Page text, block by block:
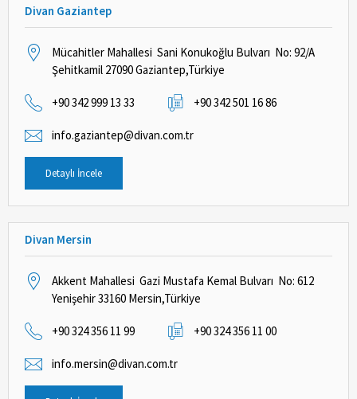
Divan Gaziantep
Mücahitler Mahallesi Sani Konukoğlu Bulvarı No: 92/A
Şehitkamil 27090 Gaziantep,Türkiye
+90 342 999 13 33 +90 342 501 16 86
info.gaziantep@divan.com.tr
Detaylı İncele
Divan Mersin
Akkent Mahallesi Gazi Mustafa Kemal Bulvarı No: 612
Yenişehir 33160 Mersin,Türkiye
+90 324 356 11 99 +90 324 356 11 00
info.mersin@divan.com.tr